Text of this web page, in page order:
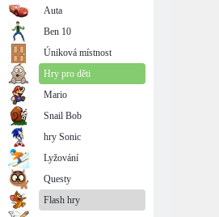
Auta
Ben 10
Úniková místnost
Hry pro děti
Mario
Snail Bob
hry Sonic
Lyžování
Questy
Flash hry